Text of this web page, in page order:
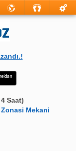
Saat)
Mekani